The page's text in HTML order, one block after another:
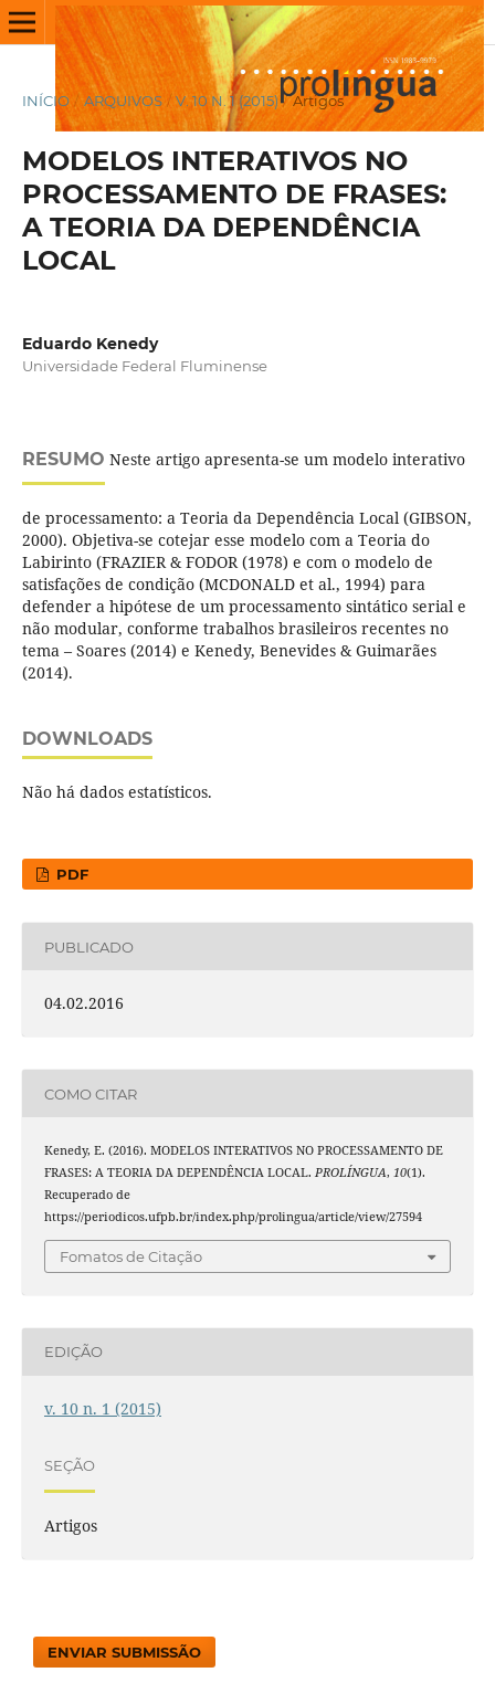
INÍCIO / ARQUIVOS / V. 10 N. 1 (2015) / Artigos
MODELOS INTERATIVOS NO
PROCESSAMENTO DE FRASES:
A TEORIA DA DEPENDÊNCIA
LOCAL
Eduardo Kenedy
Universidade Federal Fluminense
RESUMO Neste artigo apresenta-se um modelo interativo
de processamento: a Teoria da Dependência Local (GIBSON,
2000). Objetiva-se cotejar esse modelo com a Teoria do
Labirinto (FRAZIER & FODOR (1978) e com o modelo de
satisfações de condição (MCDONALD et al., 1994) para
defender a hipótese de um processamento sintático serial e
não modular, conforme trabalhos brasileiros recentes no
tema – Soares (2014) e Kenedy, Benevides & Guimarães
(2014).
DOWNLOADS
Não há dados estatísticos.
PDF
PUBLICADO
04.02.2016
COMO CITAR
Kenedy, E. (2016). MODELOS INTERATIVOS NO PROCESSAMENTO DE
FRASES: A TEORIA DA DEPENDÊNCIA LOCAL. PROLÍNGUA, 10(1).
Recuperado de
https://periodicos.ufpb.br/index.php/prolingua/article/view/27594
Fomatos de Citação
EDIÇÃO
v. 10 n. 1 (2015)
SEÇÃO
Artigos
ENVIAR SUBMISSÃO